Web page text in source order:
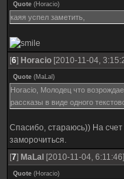
Quote (Horacio)
каяя успел заметить,
[6] Horacio [2010-11-04,
Quote (MaLal )
Horacio, Молодец что
рассказы в виде одного
Спасибо, стараюсь)) На
заморочиться.
[7] MaLal [2010-11-04, 6:11:46]
Quote (Horacio)